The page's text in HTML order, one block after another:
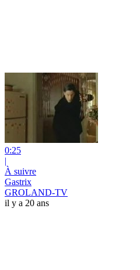
0:25
|
À suivre
Gastrix
GROLAND-TV
il y a 20 ans